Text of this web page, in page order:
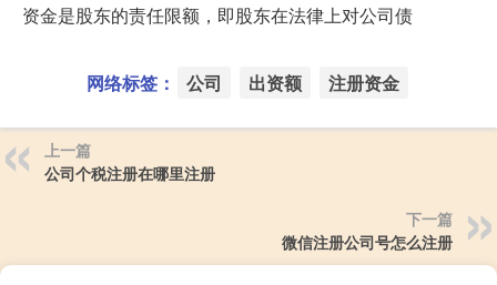
资金是股东的责任限额，即股东在法律上对公司债
网络标签： 公司 出资额 注册资金
上一篇
公司个税注册在哪里注册
下一篇
微信注册公司号怎么注册